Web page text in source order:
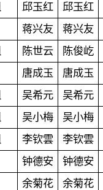
邱玉红 邱玉红
蒋兴友 蒋兴友
陈世云 陈俊屹
唐成玉 唐成玉
吴希元 吴希元
吴小梅 吴小梅
李钦雲 李钦雲
钟德安 钟德安
余菊花 余菊花